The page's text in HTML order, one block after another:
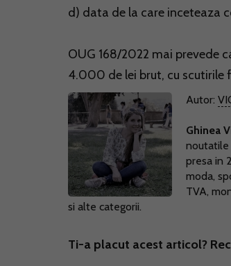
d) data de la care inceteaza
OUG 168/2022 mai prevede
4.000 de lei brut, cu scutirile
Autor:
Ghinea
noutatile
presa in
moda,
TVA,
si alte categorii.
Ti-a placut acest articol?